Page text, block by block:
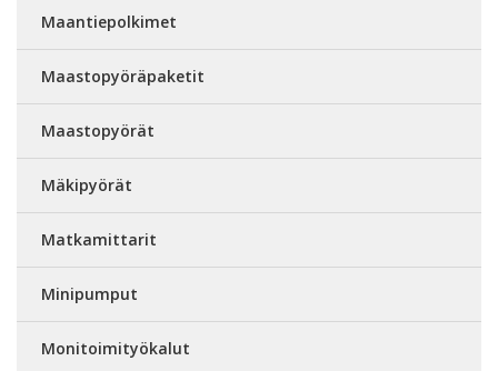
Maantiepolkimet
Maastopyöräpaketit
Maastopyörät
Mäkipyörät
Matkamittarit
Minipumput
Monitoimityökalut